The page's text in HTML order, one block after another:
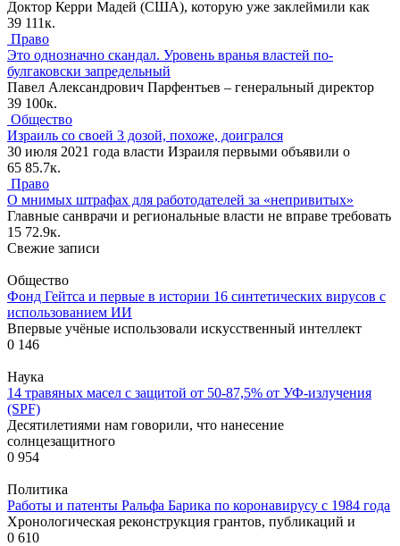
Доктор Керри Мадей (США), которую уже заклеймили как
39 111к.
Право
Это однозначно скандал. Уровень вранья властей по-
булгаковски запредельный
Павел Александрович Парфентьев – генеральный директор
39 100к.
Общество
Израиль со своей 3 дозой, похоже, доигрался
30 июля 2021 года власти Израиля первыми объявили о
65 85.7к.
Право
О мнимых штрафах для работодателей за «непривитых»
Главные санврачи и региональные власти не вправе требовать
15 72.9к.
Свежие записи
Общество
Фонд Гейтса и первые в истории 16 синтетических вирусов с
использованием ИИ
Впервые учёные использовали искусственный интеллект
0 146
Наука
14 травяных масел с защитой от 50-87,5% от УФ-излучения
(SPF)
Десятилетиями нам говорили, что нанесение
солнцезащитного
0 954
Политика
Работы и патенты Ральфа Барика по коронавирусу с 1984 года
Хронологическая реконструкция грантов, публикаций и
0 610